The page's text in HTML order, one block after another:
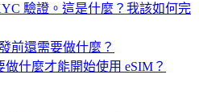
驗證。這是什麼？我該如何完
前還需要做什麼？
什麼才能開始使用 eSIM？